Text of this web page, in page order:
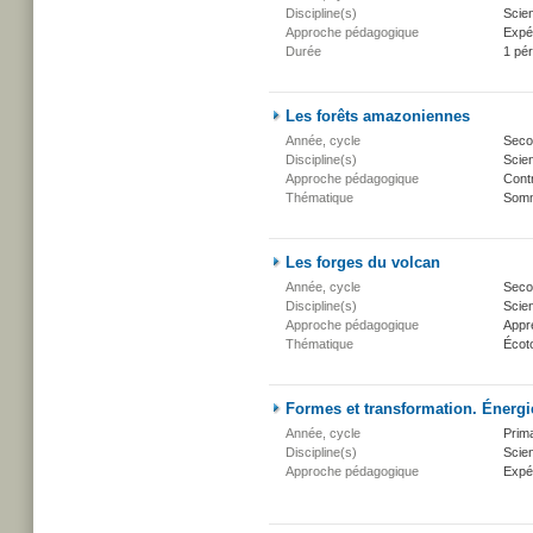
Discipline(s)
Approche pédagogique
Durée
1
Les forêts amazoniennes
Année, cycle
Discipline(s)
Approche pédagogique
Thématique
Les forges du volcan
Année, cycle
Discipline(s)
Approche pédagogique
Thématique
Formes et transformation.
Année, cycle
Discipline(s)
Approche pédagogique